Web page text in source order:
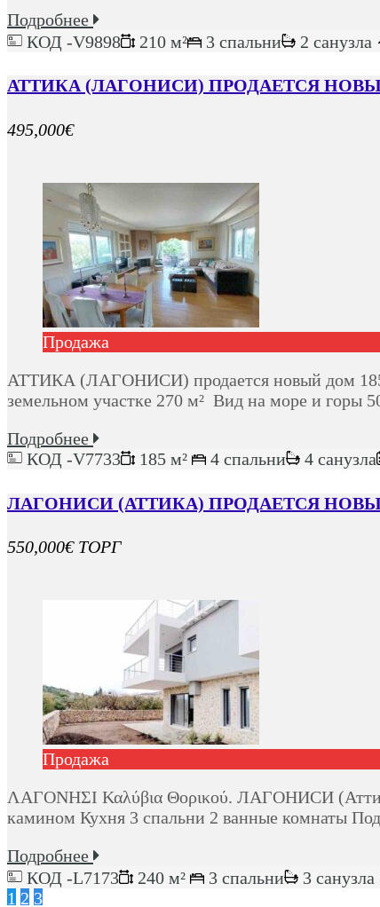
Подробнее
КОД -V9898
210 м² 3 спальни 2 санузла
АТТИКА (ЛАГОНИСИ) ПРОДАЕТСЯ
495,000€
Продажа
АТТИКА (ЛАГОНИСИ) продается новый дом 185
земельном участке 270 м² Вид на море и горы
Подробнее
КОД -V7733
185 м² 4 спальни 4 санузла
ЛАГОНИСИ (АТТИКА) ПРОДАЕТСЯ
550,000€ ТОРГ
Продажа
ΛΑΓΟΝΗΣΙ Καλύβια Θορικού. ЛАГОНИСИ
камином Кухня 3 спальни 2 ванные комнаты
Подробнее
КОД -L7173
240 м² 3 спальни 3 санузла
1 2 3